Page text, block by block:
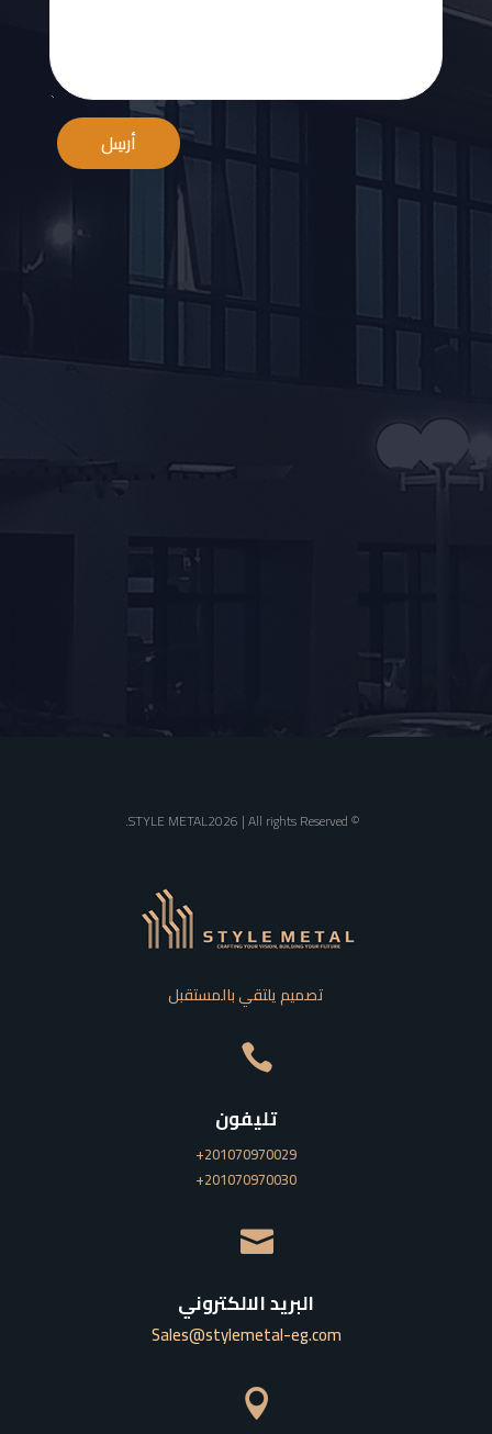
أرسِل
© STYLE METAL2026 | All rights Reserved.
تصميم يلتقي بالمستقبل

تليفون
201070970029+
201070970030+

البريد الالكتروني
Sales@stylemetal-eg.com
